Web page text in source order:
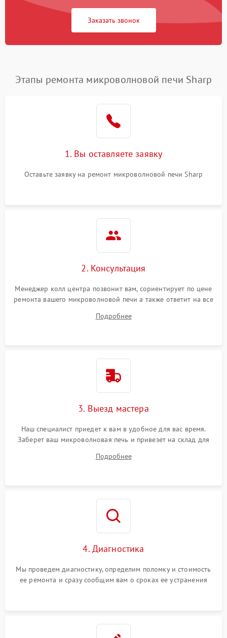
Заказать звонок
Этапы ремонта микроволновой печи Sharp
1. Вы оставляете заявку
Оставьте заявку на ремонт микроволновой печи Sharp
2. Консультация
Менеджер колл центра позвонит вам, сориентирует по цене
ремонта вашего микроволновой печи а также ответит на все
Подробнее
3. Выезд мастера
Наш специалист приедет к вам в удобное для вас время.
Заберет ваш микроволновая печь и привезет на склад для
Подробнее
4. Диагностика
Мы проведем диагностику, определим поломку и стоимость
ее ремонта и сразу сообщим вам о сроках ее устранения